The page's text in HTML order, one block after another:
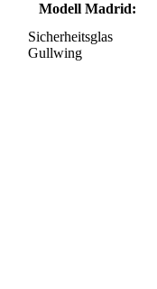
Modell Madrid:
Sicherheitsglas
Gullwing